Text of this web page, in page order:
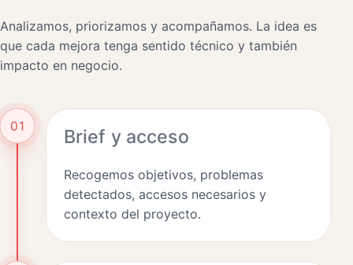
Analizamos, priorizamos y acompañamos. La idea es
que cada mejora tenga sentido técnico y también
impacto en negocio.
01 Brief y acceso
Recogemos objetivos, problemas
detectados, accesos necesarios y
contexto del proyecto.